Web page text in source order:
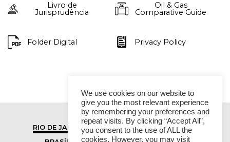
Livro de
Jurisprudência
Oil & Gas
Comparative Guide
Folder Digital Privacy Policy
RIO DE JANEIRO
SÃO PAULO
We use cookies on our website to
give you the most relevant experience
by remembering your preferences and
repeat visits. By clicking “Accept All”,
you consent to the use of ALL the
cookies. However, you may visit